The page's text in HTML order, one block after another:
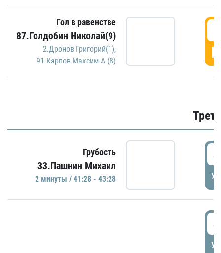
Гол в равенстве
87.Голдобин Николай(9)
2.Дронов Григорий(1),
91.Карпов Максим А.(8)
Грубость
33.Пашнин Михаил
2 минуты / 41:28 - 43:28